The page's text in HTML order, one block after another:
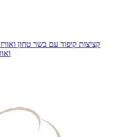
קציצות קיפוד עם בשר טחון